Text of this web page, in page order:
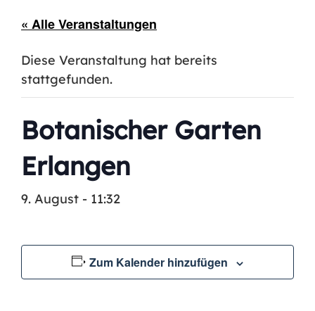
« Alle Veranstaltungen
Diese Veranstaltung hat bereits
stattgefunden.
Botanischer Garten
Erlangen
9. August - 11:32
Zum Kalender hinzufügen